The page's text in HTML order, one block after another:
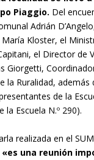
Piaggio. Del
Adrián
María Kloster, el
el Director de
Giorgetti,
la Ruralidad,
de la
la Escuela N.º 290).
realizada en el
una reunión